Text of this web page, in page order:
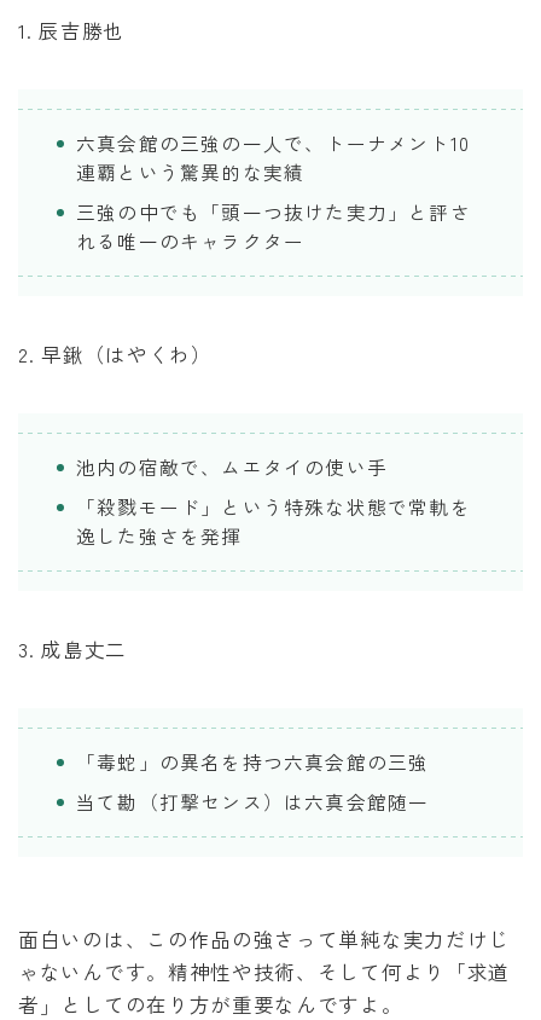
1. 辰吉勝也
六真会館の三強の一人で、トーナメント10
連覇という驚異的な実績
三強の中でも「頭一つ抜けた実力」と評さ
れる唯一のキャラクター
2. 早鍬（はやくわ）
池内の宿敵で、ムエタイの使い手
「殺戮モード」という特殊な状態で常軌を
逸した強さを発揮
3. 成島丈二
「毒蛇」の異名を持つ六真会館の三強
当て勘（打撃センス）は六真会館随一
面白いのは、この作品の強さって単純な実力だけじ
ゃないんです。精神性や技術、そして何より「求道
者」としての在り方が重要なんですよ。